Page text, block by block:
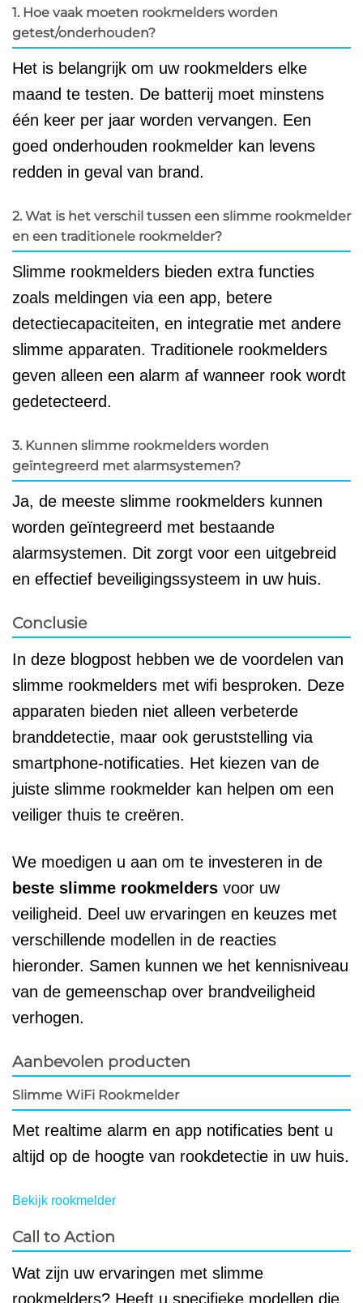
1. Hoe vaak moeten rookmelders worden
getest/onderhouden?
Het is belangrijk om uw rookmelders elke
maand te testen. De batterij moet minstens
één keer per jaar worden vervangen. Een
goed onderhouden rookmelder kan levens
redden in geval van brand.
2. Wat is het verschil tussen een slimme rookmelder
en een traditionele rookmelder?
Slimme rookmelders bieden extra functies
zoals meldingen via een app, betere
detectiecapaciteiten, en integratie met andere
slimme apparaten. Traditionele rookmelders
geven alleen een alarm af wanneer rook wordt
gedetecteerd.
3. Kunnen slimme rookmelders worden
geïntegreerd met alarmsystemen?
Ja, de meeste slimme rookmelders kunnen
worden geïntegreerd met bestaande
alarmsystemen. Dit zorgt voor een uitgebreid
en effectief beveiligingssysteem in uw huis.
Conclusie
In deze blogpost hebben we de voordelen van
slimme rookmelders met wifi besproken. Deze
apparaten bieden niet alleen verbeterde
branddetectie, maar ook geruststelling via
smartphone-notificaties. Het kiezen van de
juiste slimme rookmelder kan helpen om een
veiliger thuis te creëren.
We moedigen u aan om te investeren in de
beste slimme rookmelders voor uw
veiligheid. Deel uw ervaringen en keuzes met
verschillende modellen in de reacties
hieronder. Samen kunnen we het kennisniveau
van de gemeenschap over brandveiligheid
verhogen.
Aanbevolen producten
Slimme WiFi Rookmelder
Met realtime alarm en app notificaties bent u
altijd op de hoogte van rookdetectie in uw huis.
Bekijk rookmelder
Call to Action
Wat zijn uw ervaringen met slimme
rookmelders? Heeft u specifieke modellen die